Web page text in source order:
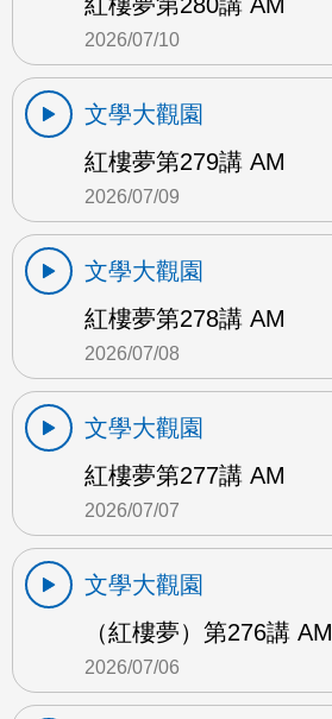
2026/07/10
文學大觀園
紅樓夢第279講 AM
2026/07/09
文學大觀園
紅樓夢第278講 AM
2026/07/08
文學大觀園
紅樓夢第277講 AM
2026/07/07
文學大觀園
（紅樓夢）第276講 AM
2026/07/06